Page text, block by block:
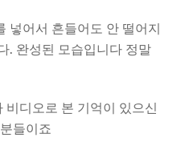
넣어서 흔들어도 안 떨어지
. 완성된 모습입니다 정말
디오로 본 기억이 있으신
들이죠